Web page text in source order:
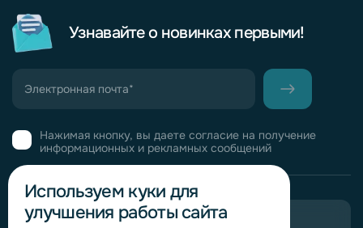
Узнавайте о новинках первыми!
Нажимая кнопку, вы даете согласие на получение
информационных и рекламных сообщений
Пригласить в тендер
Используем куки для
улучшения работы сайта